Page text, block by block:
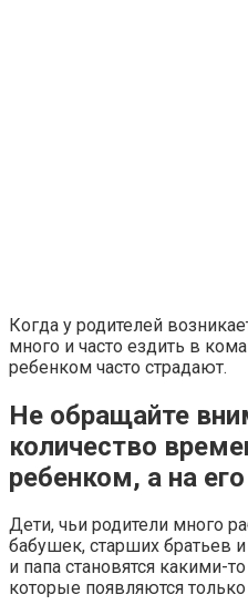
Когда у родителей
много и часто ездить в
ребенком часто страдают.
Не обращайте
количество
ребенком, а на
Дети, чьи родители много
бабушек, старших братьев
и папа становятся какими-
которые появляются